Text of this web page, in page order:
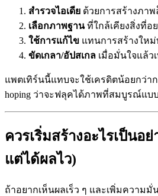
สำรวจไอเดีย ด้วยการสร้างภาพ
เลือกภาพฐานที่ใกล้เคียงสิ่งที่อ
ใช้การแก้ไข แทนการสร้างให
ขัดเกลา/อัปสเกล เมื่อมั่นใจแล้ว
แพตเทิร์นนี้แทบจะใช้เครดิตน้อยกว่า
hoping ว่าจะฟลุคได้ภาพที่สมบูรณ์แบบ
ควรเริ่มสร้างอะไรเป็นอ
แต่ได้ผลไว)
ถ้าอยากเห็นผลเร็ว ๆ และเพิ่มความมั่